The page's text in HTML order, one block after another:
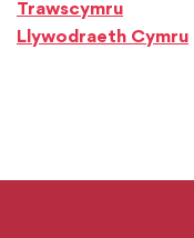
Trawscymru
Llywodraeth Cymru